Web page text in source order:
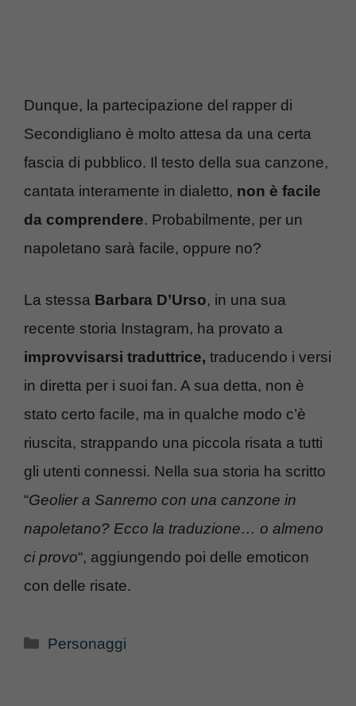
Dunque, la partecipazione del rapper di
Secondigliano è molto attesa da una certa
fascia di pubblico. Il testo della sua canzone,
cantata interamente in dialetto, non è facile
da comprendere. Probabilmente, per un
napoletano sarà facile, oppure no?
La stessa Barbara D’Urso, in una sua
recente storia Instagram, ha provato a
improvvisarsi traduttrice, traducendo i versi
in diretta per i suoi fan. A sua detta, non è
stato certo facile, ma in qualche modo c’è
riuscita, strappando una piccola risata a tutti
gli utenti connessi. Nella sua storia ha scritto
“Geolier a Sanremo con una canzone in
napoletano? Ecco la traduzione… o almeno
ci provo“, aggiungendo poi delle emoticon
con delle risate.
Categorie
Personaggi